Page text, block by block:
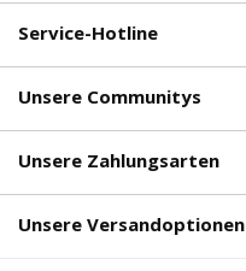
Service-Hotline
Unsere Communitys
Unsere Zahlungsarten
Unsere Versandoptionen